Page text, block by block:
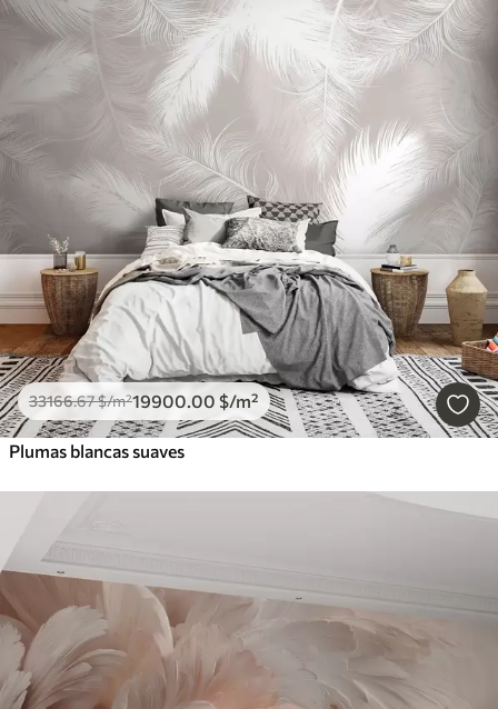
33166.67$/m²19900.00 $/m²
Plumas blancas suaves